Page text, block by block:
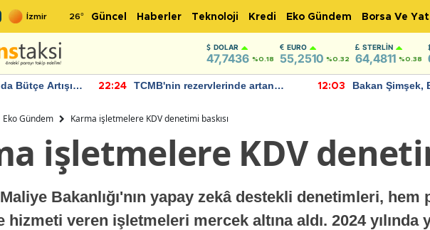
26° Güncel Haberler Teknoloji Kredi Eko Gündem Borsa Ve
DOLAR
47,7436 %0.18
EURO
55,2510 %0.32
STERLIN
64,4811 %0.38
Bütçe Artışı
22:24
TCMB'nin rezervlerinde artan
12:03
Bakan Şimşek,
Eko Gündem Karma işletmelere KDV denetimi baskısı
işletmelere KDV
Bakanlığı'nın yapay zekâ destekli denetimleri, hem
hizmeti veren işletmeleri mercek altına aldı. 2024